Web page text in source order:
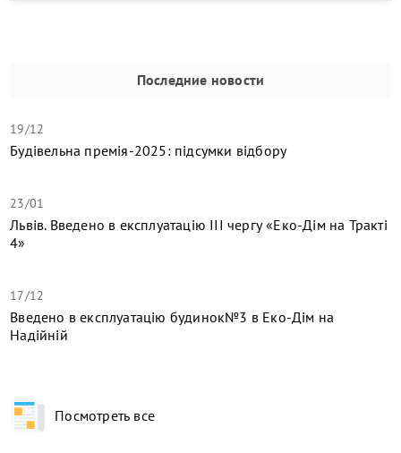
Последние новости
19/12
Будівельна премія-2025: підсумки відбору
23/01
Львів. Введено в експлуатацію ІІІ чергу «Еко-Дім на Тракті
4»
17/12
​Введено в експлуатацію будинок№3 в Еко-Дім на
Надійній
Посмотреть все